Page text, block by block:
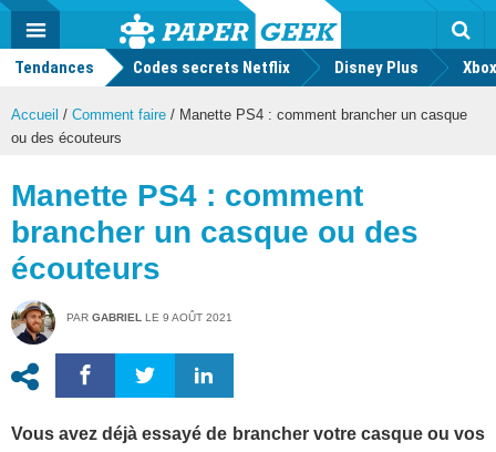
Actu
geek
MENU
Tendances Codes secrets Netflix Disney Plus
Accueil / Comment faire / Manette PS4 : comment brancher un casque
ou des écouteurs
Manette PS4 : comment
brancher un casque ou des
écouteurs
PAR GABRIEL LE 9 AOÛT 2021
Vous avez déjà essayé de brancher votre casque ou vos
Mode
FacebookTwitter Youtube